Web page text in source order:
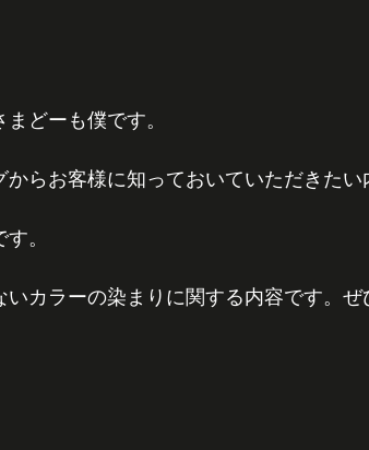
どーも僕です。
からお客様に知っておいていただきた
。
カラーの染まりに関する内容です。ぜ